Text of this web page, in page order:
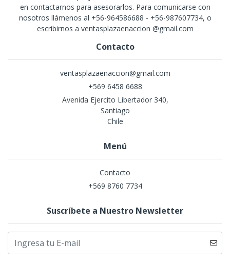
en contactarnos para asesorarlos. Para comunicarse con
nosotros llámenos al +56-964586688 - +56-987607734, o
escribirnos a ventasplazaenaccion @gmail.com
Contacto
ventasplazaenaccion@gmail.com
+569 6458 6688
Avenida Ejercito Libertador 340,
Santiago
Chile
Menú
Contacto
+569 8760 7734
Suscríbete a Nuestro Newsletter